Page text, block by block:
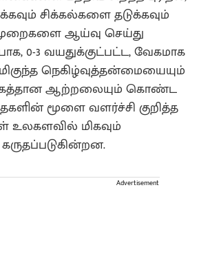
சிக்கல்களை தடுக்கவும்
ஆய்வு செய்து
0-3 வயதுக்குட்பட்ட, வேகமாக
நெகிழ்வுத்தன்மையையும்
ஆற்றலையும் கொண்ட
மூளை வளர்ச்சி குறித்த
உலகளவில் மிகவும்
Advertisement